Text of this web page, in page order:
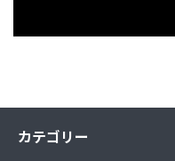
カテゴリー